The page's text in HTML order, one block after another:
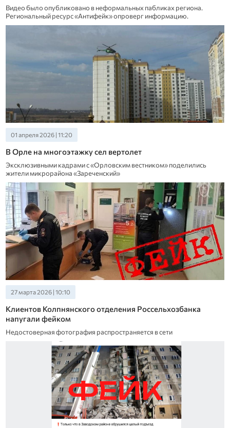
Видео было опубликовано в неформальных пабликах региона.
Региональный ресурс «Антифейк» опроверг информацию.
01 апреля 2026 | 11:20
В Орле на многоэтажку сел вертолет
Эксклюзивными кадрами с «Орловским вестником» поделились
жители микрорайона «Зареченский»
27 марта 2026 | 10:10
Клиентов Колпнянского отделения Россельхозбанка
напугали фейком
Недостоверная фотография распространяется в сети